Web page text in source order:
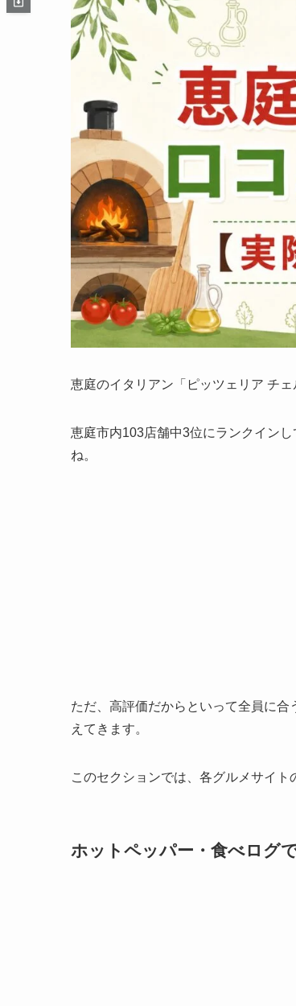
恵庭のイタリアン「ピッツェリア チ
恵庭市内103店舗中3位にランクイン
ね。
ただ、高評価だからといって全員に
えてきます。
このセクションでは、各グルメサイト
ホットペッパー・食べログ